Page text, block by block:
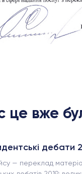
це вже
дебати
— переклад